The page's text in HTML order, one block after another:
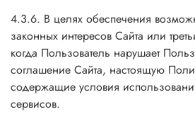
4.3.6. В целях обеспечения
законных интересов Сайта или
когда Пользователь нарушает
соглашение Сайта, настоящую
содержащие условия
сервисов.